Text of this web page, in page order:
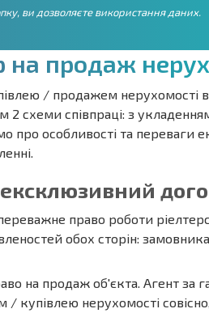
ви дозволяєте використання даних.
на продаж нерух
/ продажем нерухомості
схеми співпраці: з
про особливості та переваги
право роботи
обох сторін:
на продаж об'єкта. Агент за
купівлею нерухомості